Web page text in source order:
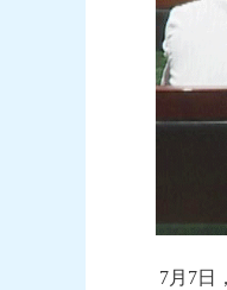
7月7日